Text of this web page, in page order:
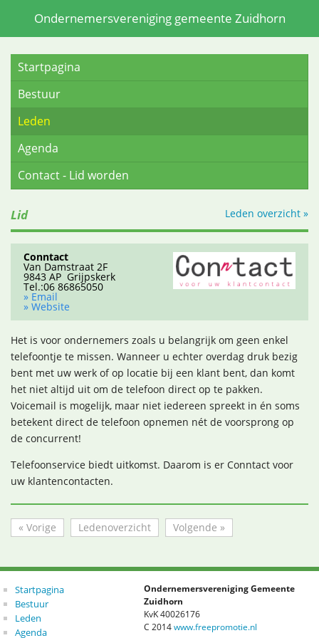
Ondernemersvereniging gemeente Zuidhorn
Startpagina
Bestuur
Leden
Agenda
Contact - Lid worden
Lid Leden overzicht »
Conntact
Van Damstraat 2F
9843 AP Grijpskerk
Tel.:06 86865050
» Email
» Website
Het is voor ondernemers zoals u belangrijk om geen enkel
telefoontje te missen. Wanneer u echter overdag druk bezig
bent met uw werk of op locatie bij een klant bent, dan komt
het niet altijd uit om de telefoon direct op te pakken.
Voicemail is mogelijk, maar niet iedereen spreekt in én soms
betekent direct de telefoon opnemen nét de voorsprong op
de concurrent!
Telefoonservice biedt uitkomst. Daarom is er Conntact voor
uw klantencontacten.
« Vorige Ledenoverzicht Volgende »
Startpagina
Bestuur
Leden
Agenda
Ondernemersvereniging Gemeente
Zuidhorn
KvK 40026176
C 2014 www.freepromotie.nl